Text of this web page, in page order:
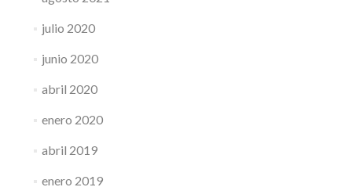
julio 2020
junio 2020
abril 2020
enero 2020
abril 2019
enero 2019